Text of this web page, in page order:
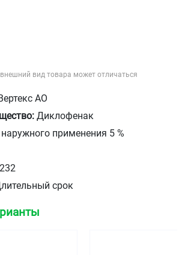
вид товара может отличаться
АО
Диклофенак
наружного применения 5 %
срок